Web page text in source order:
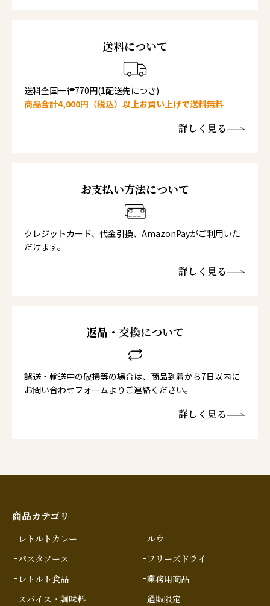
送料について
送料全国一律770円(1配送先につき)
商品合計4,000円（税込）以上お買い上げで送料無料
詳しく見る
お支払い方法について
クレジットカード、代金引換、AmazonPayがご利用いた
だけます。
詳しく見る
返品・交換について
誤送・輸送中の破損等の場合は、商品到着から7日以内に
お問い合わせフォームよりご連絡ください。
詳しく見る
商品カテゴリ
レトルトカレー
パスタソース
レトルト食品
スパイス・調味料
ルウ
フリーズドライ
業務用商品
通販限定